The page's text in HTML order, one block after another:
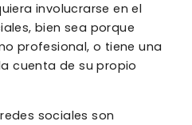
involucrarse en el
bien sea porque
profesional, o tiene una
cuenta de su propio
sociales son